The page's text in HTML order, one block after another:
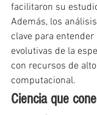
facilitaron su
Además, los
clave para
evolutivas de la
con recursos de
computacional.
Ciencia que